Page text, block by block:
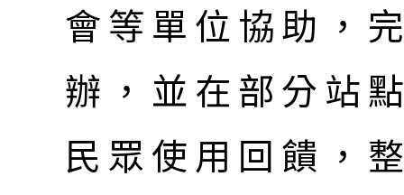
會等單位協助，
辦，並在部分站
民眾使用回饋，